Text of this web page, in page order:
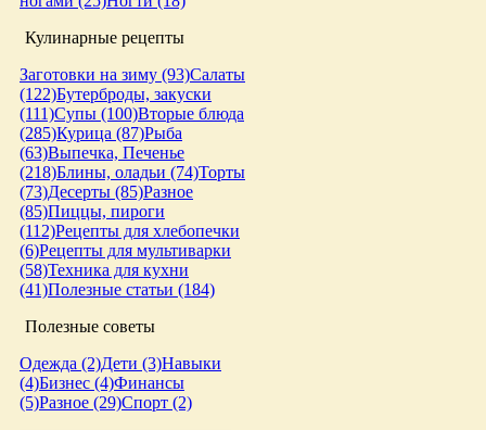
Кулинарные рецепты
Заготовки на зиму (93)Салаты
(122)Бутерброды, закуски
(111)Супы (100)Вторые блюда
(285)Курица (87)Рыба
(63)Выпечка, Печенье
(218)Блины, оладьи (74)Торты
(73)Десерты (85)Разное
(85)Пиццы, пироги
(112)Рецепты для хлебопечки
(6)Рецепты для мультиварки
(58)Техника для кухни
(41)Полезные статьи (184)
Полезные советы
Одежда (2)Дети (3)Навыки
(4)Бизнес (4)Финансы
(5)Разное (29)Спорт (2)